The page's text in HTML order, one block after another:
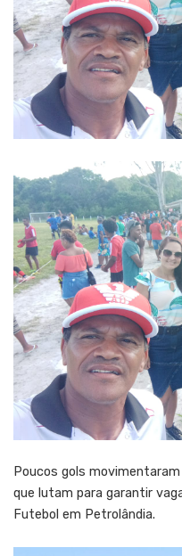
Poucos gols
que lutam para garantir
Futebol em Petrolândia.